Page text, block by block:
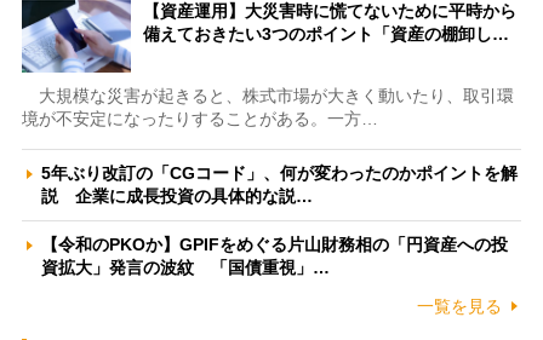
【資産運用】大災害時に慌てないために平時から
備えておきたい3つのポイント「資産の棚卸し…
大規模な災害が起きると、株式市場が大きく動いたり、取引環
境が不安定になったりすることがある。一方…
5年ぶり改訂の「CGコード」、何が変わったのかポイントを解
説 企業に成長投資の具体的な説…
【令和のPKOか】GPIFをめぐる片山財務相の「円資産への投
資拡大」発言の波紋 「国債重視」…
一覧を見る